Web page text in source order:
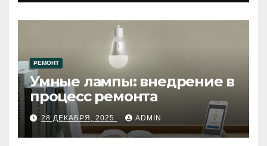
РЕМОНТ
Умные лампы: внедрение в
процесс ремонта
28 ДЕКАБРЯ, 2025 ADMIN